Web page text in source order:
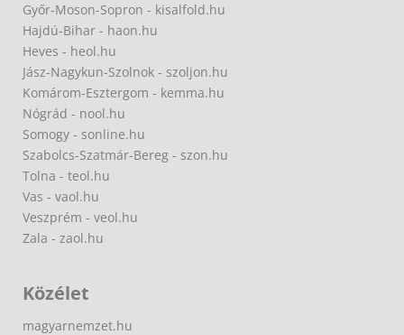
Győr-Moson-Sopron - kisalfold.hu
Hajdú-Bihar - haon.hu
Heves - heol.hu
Jász-Nagykun-Szolnok - szoljon.hu
Komárom-Esztergom - kemma.hu
Nógrád - nool.hu
Somogy - sonline.hu
Szabolcs-Szatmár-Bereg - szon.hu
Tolna - teol.hu
Vas - vaol.hu
Veszprém - veol.hu
Zala - zaol.hu
Közélet
magyarnemzet.hu